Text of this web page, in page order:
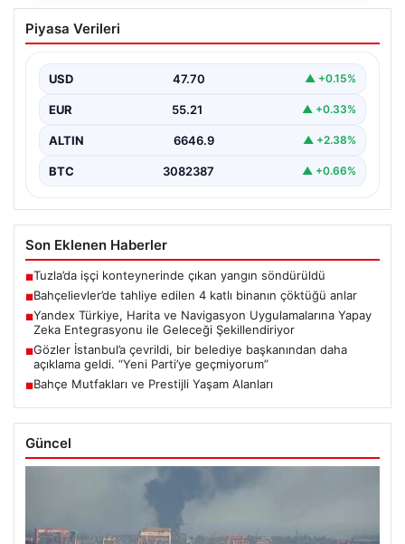
Bahçelievler’de tahliye edilen 4 katlı
binanın çöktüğü anlar
Detayları ve Güvenlik Önlemleri”, “content”: “
İstanbul’un…
Piyasa Verileri
USD 47.70 ▲ +0.15%
EUR 55.21 ▲ +0.33%
ALTIN 6646.9 ▲ +2.38%
BTC 3082387 ▲ +0.66%
Son Eklenen Haberler
■Tuzla’da işçi konteynerinde çıkan yangın söndürüldü
■Bahçelievler’de tahliye edilen 4 katlı binanın çöktüğü anlar
■Yandex Türkiye, Harita ve Navigasyon Uygulamalarına Yapay
Zeka Entegrasyonu ile Geleceği Şekillendiriyor
■Gözler İstanbul’a çevrildi, bir belediye başkanından daha
açıklama geldi. “Yeni Parti’ye geçmiyorum”
■Bahçe Mutfakları ve Prestijli Yaşam Alanları
Güncel